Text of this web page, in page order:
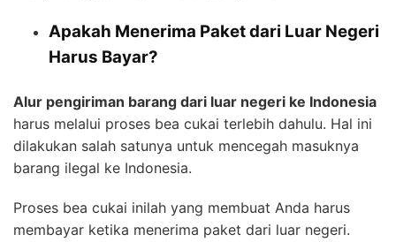
Apakah Menerima Paket dari Luar Negeri
Harus Bayar?
Alur pengiriman barang dari luar negeri ke Indonesia
harus melalui proses bea cukai terlebih dahulu. Hal ini
dilakukan salah satunya untuk mencegah masuknya
barang ilegal ke Indonesia.
Proses bea cukai inilah yang membuat Anda harus
membayar ketika menerima paket dari luar negeri.